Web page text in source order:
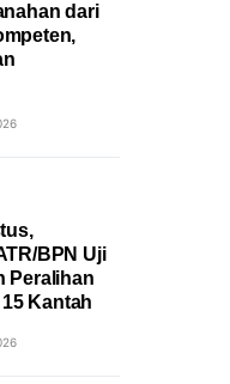
dari
BPN Uji
Peralihan
Kantah